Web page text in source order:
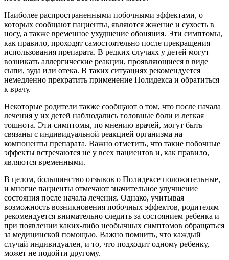
Наиболее распространенными побочными эффектами, о
которых сообщают пациенты, являются жжение и сухость в
носу, а также временное ухудшение обоняния. Эти симптомы,
как правило, проходят самостоятельно после прекращения
использования препарата. В редких случаях у детей могут
возникать аллергические реакции, проявляющиеся в виде
сыпи, зуда или отека. В таких ситуациях рекомендуется
немедленно прекратить применение Полидекса и обратиться
к врачу.
Некоторые родители также сообщают о том, что после начала
лечения у их детей наблюдались головные боли и легкая
тошнота. Эти симптомы, по мнению врачей, могут быть
связаны с индивидуальной реакцией организма на
компоненты препарата. Важно отметить, что такие побочные
эффекты встречаются не у всех пациентов и, как правило,
являются временными.
В целом, большинство отзывов о Полидексе положительные,
и многие пациенты отмечают значительное улучшение
состояния после начала лечения. Однако, учитывая
возможность возникновения побочных эффектов, родителям
рекомендуется внимательно следить за состоянием ребенка и
при появлении каких-либо необычных симптомов обращаться
за медицинской помощью. Важно помнить, что каждый
случай индивидуален, и то, что подходит одному ребенку,
может не подойти другому.